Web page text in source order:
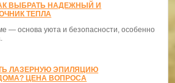
ВЫБРАТЬ НАДЕЖНЫЙ И
ТЕПЛА
— основа уюта и безопасности, особенно
ЛАЗЕРНУЮ ЭПИЛЯЦИЮ
ЦЕНА ВОПРОСА